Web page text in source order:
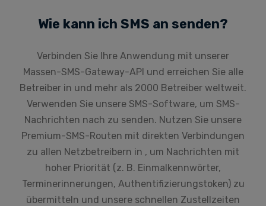
Wie kann ich SMS an senden?
Verbinden Sie Ihre Anwendung mit unserer
Massen-SMS-Gateway-API und erreichen Sie alle
Betreiber in und mehr als 2000 Betreiber weltweit.
Verwenden Sie unsere SMS-Software, um SMS-
Nachrichten nach zu senden. Nutzen Sie unsere
Premium-SMS-Routen mit direkten Verbindungen
zu allen Netzbetreibern in , um Nachrichten mit
hoher Priorität (z. B. Einmalkennwörter,
Terminerinnerungen, Authentifizierungstoken) zu
übermitteln und unsere schnellen Zustellzeiten